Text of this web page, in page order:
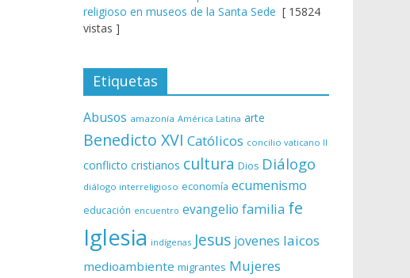
religioso en museos de la Santa Sede [ 15824
vistas ]
Etiquetas
Abusos amazonía América Latina arte
Benedicto XVI Católicos concilio vaticano II
conflicto cristianos cultura Dios Diálogo
diálogo interreligioso economía ecumenismo
educación encuentro evangelio familia fe
Iglesia indígenas Jesus jovenes laicos
medioambiente migrantes Mujeres